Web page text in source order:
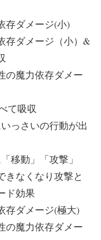
存ダメージ(小)
存ダメージ（小）&
の魔力依存ダメー
て吸収
っさいの行動が出
移動」「攻撃」
きなくなり攻撃と
ド効果
存ダメージ(極大)
の魔力依存ダメー